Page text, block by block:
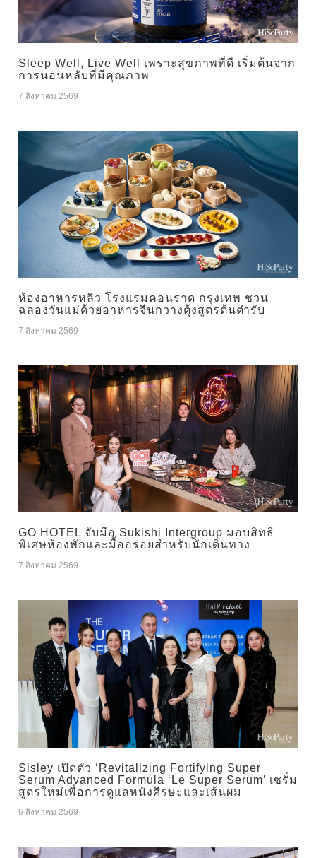
Sleep Well, Live Well เพราะสุขภาพที่ดี เริ่มต้นจาก
การนอนหลับที่มีคุณภาพ
7 สิงหาคม 2569
ห้องอาหารหลิว โรงแรมคอนราด กรุงเทพ ชวน
ฉลองวันแม่ด้วยอาหารจีนกวางตุ้งสูตรต้นตำรับ
7 สิงหาคม 2569
GO HOTEL จับมือ Sukishi Intergroup มอบสิทธิ
พิเศษห้องพักและมื้ออร่อยสำหรับนักเดินทาง
7 สิงหาคม 2569
Sisley เปิดตัว ‘Revitalizing Fortifying Super
Serum Advanced Formula ‘Le Super Serum’ เซรั่ม
สูตรใหม่เพื่อการดูแลหนังศีรษะและเส้นผม
6 สิงหาคม 2569